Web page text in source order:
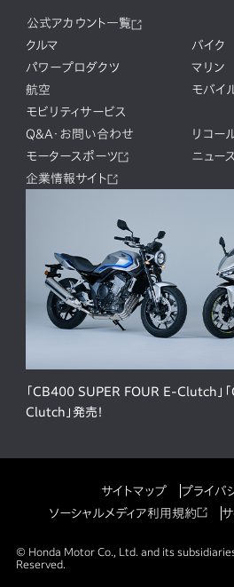
公式アカウント一覧
クルマ
バイク
パワープロダクツ
マリン
航空
モバイ
モビリティサービス
Q&A・お問い合わせ
リコー
モータースポーツ
ニュー
企業情報サイト
「CB400 SUPER FOUR E-Clutch」
Clutch」発売！
サイトマップ
プライバ
ソーシャルメディア利用規約
© Honda Motor Co., Ltd. and its
Reserved.